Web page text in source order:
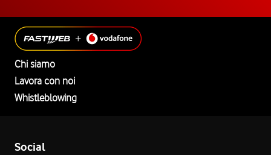
Chi siamo
Lavora con noi
Whistleblowing
Social